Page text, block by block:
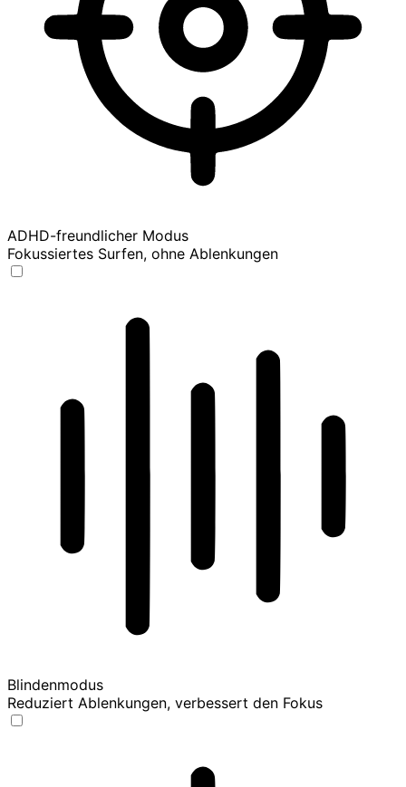
ADHD-freundlicher Modus
Fokussiertes Surfen, ohne Ablenkungen
Blindenmodus
Reduziert Ablenkungen, verbessert den Fokus